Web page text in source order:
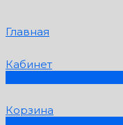
Главная
Кабинет
Корзина